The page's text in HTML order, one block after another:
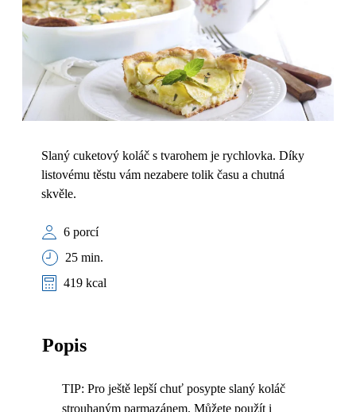
Slaný cuketový koláč s tvarohem je rychlovka. Díky
listovému těstu vám nezabere tolik času a chutná
skvěle.
6 porcí
25 min.
419 kcal
Popis
TIP: Pro ještě lepší chuť posypte slaný koláč
strouhaným parmazánem. Můžete použít i